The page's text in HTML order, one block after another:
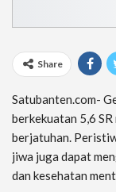
Share
Satubanten.com-
berkekuatan 5,6
berjatuhan.
jiwa juga dapat
dan kesehatan